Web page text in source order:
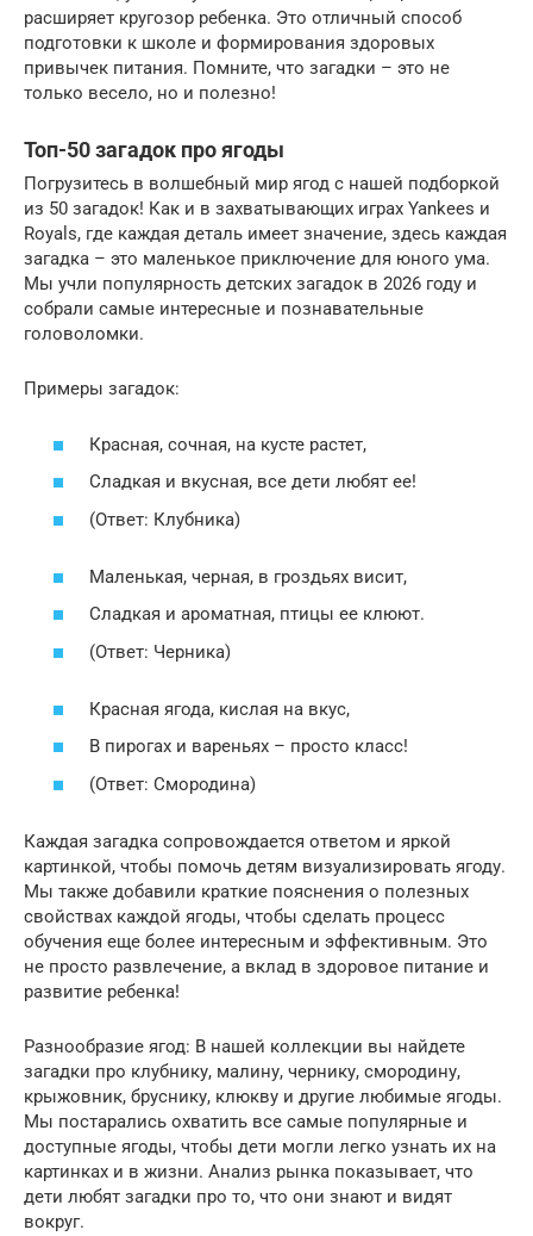
расширяет кругозор ребенка. Это отличный способ
подготовки к школе и формирования здоровых
привычек питания. Помните, что загадки – это не
только весело, но и полезно!
Топ-50 загадок про ягоды
Погрузитесь в волшебный мир ягод с нашей подборкой
из 50 загадок! Как и в захватывающих играх Yankees и
Royals, где каждая деталь имеет значение, здесь каждая
загадка – это маленькое приключение для юного ума.
Мы учли популярность детских загадок в 2026 году и
собрали самые интересные и познавательные
головоломки.
Примеры загадок:
Красная, сочная, на кусте растет,
Сладкая и вкусная, все дети любят ее!
(Ответ: Клубника)
Маленькая, черная, в гроздьях висит,
Сладкая и ароматная, птицы ее клюют.
(Ответ: Черника)
Красная ягода, кислая на вкус,
В пирогах и вареньях – просто класс!
(Ответ: Смородина)
Каждая загадка сопровождается ответом и яркой
картинкой, чтобы помочь детям визуализировать ягоду.
Мы также добавили краткие пояснения о полезных
свойствах каждой ягоды, чтобы сделать процесс
обучения еще более интересным и эффективным. Это
не просто развлечение, а вклад в здоровое питание и
развитие ребенка!
Разнообразие ягод: В нашей коллекции вы найдете
загадки про клубнику, малину, чернику, смородину,
крыжовник, бруснику, клюкву и другие любимые ягоды.
Мы постарались охватить все самые популярные и
доступные ягоды, чтобы дети могли легко узнать их на
картинках и в жизни. Анализ рынка показывает, что
дети любят загадки про то, что они знают и видят
вокруг.